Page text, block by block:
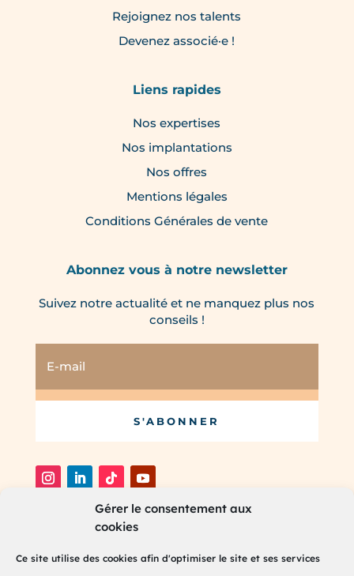
Gérer le consentement aux
cookies
Ce site utilise des cookies afin d'optimiser le site et ses services
Rejoignez nos talents
Devenez associé·e !
Liens rapides
Nos expertises
Nos implantations
Nos offres
Mentions légales
Conditions Générales de vente
Abonnez vous à notre newsletter
Suivez notre actualité et ne manquez plus nos
conseils !
S'ABONNER
®2025 RH Partners. Tous droits réservés.